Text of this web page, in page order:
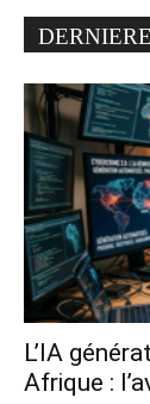
L’IA
Afrique :